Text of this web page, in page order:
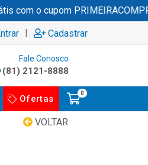
o cupom PRIMEIRACOMPRA
| Cadastrar
Fale Conosco
(81) 2121-8888
Ofertas
0
VOLTAR